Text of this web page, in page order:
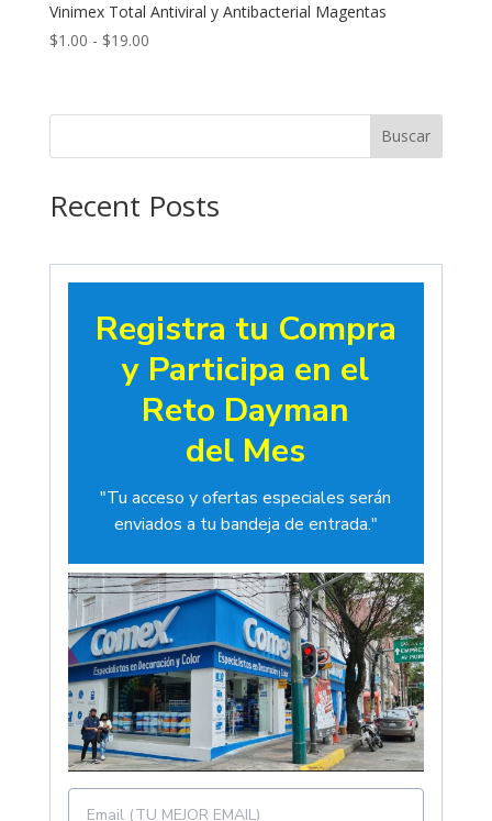
Vinimex Total Antiviral y Antibacterial Magentas
$1.00 - $19.00Rango
desde
Buscar
Recent Posts
Registra tu Compra
y Participa en el
Reto Dayman
del Mes
"Tu acceso y ofertas especiales serán
enviados a tu bandeja de entrada."